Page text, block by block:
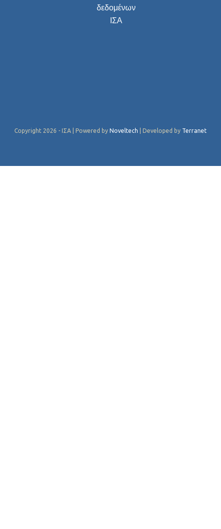
δεδομένων
ΙΣΑ
Copyright 2026 - ΙΣΑ | Powered by Noveltech | Developed by Terranet